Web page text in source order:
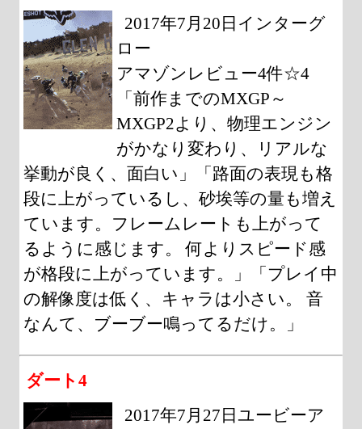
2017年7月20日インターグ
ロー
アマゾンレビュー4件☆4
「前作までのMXGP～
MXGP2より、物理エンジン
がかなり変わり、リアルな
挙動が良く、面白い」「路面の表現も格
段に上がっているし、砂埃等の量も増え
ています。フレームレートも上がって
るように感じます。 何よりスピード感
が格段に上がっています。」「プレイ中
の解像度は低く、キャラは小さい。 音
なんて、ブーブー鳴ってるだけ。」
ダート4
2017年7月27日ユービーア